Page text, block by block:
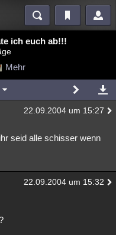
Videos
Mystery Kriminalfälle
Ufologie
ich euch ab!!!
Mehr
22.09.2004 um 15:27
seid alle schisser wenn
22.09.2004 um 15:32